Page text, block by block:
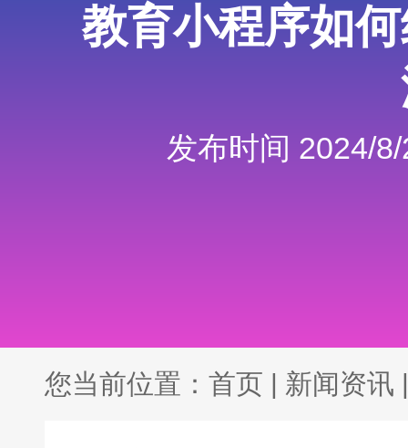
教育小程序如
发布时间 2024/
您当前位置： 首页 | 新闻资讯 |